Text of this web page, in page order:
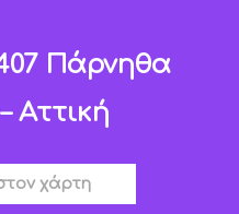
Πάρνηθα
Αττική
χάρτη